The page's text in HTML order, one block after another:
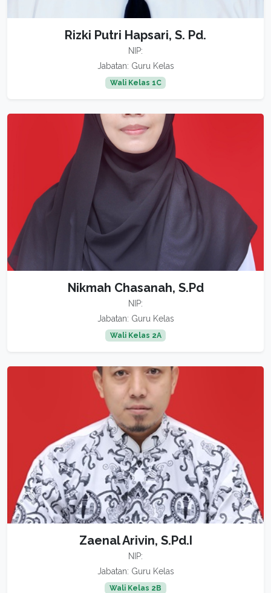
Rizki Putri Hapsari, S. Pd.
NIP:
Jabatan: Guru Kelas
Wali Kelas 1C
Nikmah Chasanah, S.Pd
NIP:
Jabatan: Guru Kelas
Wali Kelas 2A
Zaenal Arivin, S.Pd.I
NIP:
Jabatan: Guru Kelas
Wali Kelas 2B